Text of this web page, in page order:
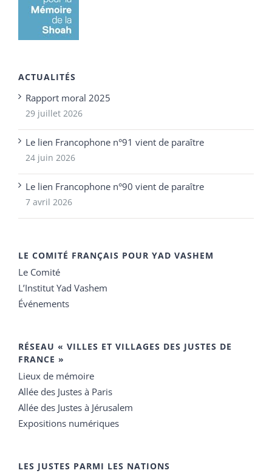
ACTUALITÉS
Rapport moral 2025
29 juillet 2026
Le lien Francophone n°91 vient de paraître
24 juin 2026
Le lien Francophone n°90 vient de paraître
7 avril 2026
LE COMITÉ FRANÇAIS POUR YAD VASHEM
Le Comité
L’Institut Yad Vashem
Événements
RÉSEAU « VILLES ET VILLAGES DES JUSTES DE
FRANCE »
Lieux de mémoire
Allée des Justes à Paris
Allée des Justes à Jérusalem
Expositions numériques
LES JUSTES PARMI LES NATIONS